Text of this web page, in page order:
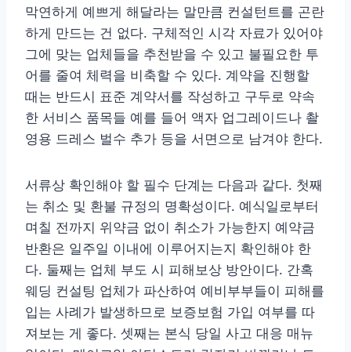
막연하게 예쁘게 해달라는 말만큼 컨설턴트를 곤란
하게 만드는 건 없다. 구체적인 시각 자료가 있어야
그에 맞는 업체들을 추천받을 수 있고 불필요한 투
어를 줄여 체력을 비축할 수 있다. 계약을 진행할
때는 반드시 표준 계약서를 작성하고 구두로 약속
한 서비스 품목들 예를 들어 액자 업그레이드나 촬
영용 드레스 벌수 추가 등을 서면으로 남겨야 한다.
서류상 확인해야 할 필수 단계는 다음과 같다. 첫째
는 취소 및 환불 규정의 명확성이다. 예식일로부터
며칠 전까지 위약금 없이 취소가 가능한지 예약금
반환은 일주일 이내에 이루어지는지 확인해야 한
다. 둘째는 업체 부도 시 피해보상 방안이다. 간혹
웨딩 컨설팅 업체가 파산하여 예비부부들이 피해를
입는 사례가 발생하므로 보증보험 가입 여부를 따
져보는 게 좋다. 셋째는 본식 당일 사고 대응 매뉴